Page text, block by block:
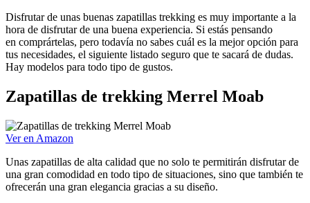
Disfrutar de unas buenas zapatillas trekking es muy importante a la
hora de disfrutar de una buena experiencia. Si estás pensando
en comprártelas, pero todavía no sabes cuál es la mejor opción para
tus necesidades, el siguiente listado seguro que te sacará de dudas.
Hay modelos para todo tipo de gustos.
Zapatillas de trekking Merrel Moab
Ver en Amazon
Unas zapatillas de alta calidad que no solo te permitirán disfrutar de
una gran comodidad en todo tipo de situaciones, sino que también te
ofrecerán una gran elegancia gracias a su diseño.